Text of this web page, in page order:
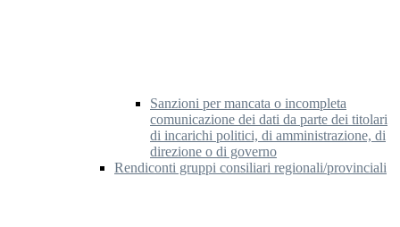
Sanzioni per mancata o incompleta
comunicazione dei dati da parte dei titolari
di incarichi politici, di amministrazione, di
direzione o di governo
Rendiconti gruppi consiliari regionali/provinciali